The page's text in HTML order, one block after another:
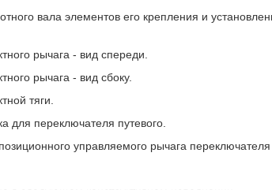
вала элементов его крепления и
рычага - вид спереди.
рычага - вид сбоку.
тяги.
для переключателя путевого.
управляемого рычага переключателя